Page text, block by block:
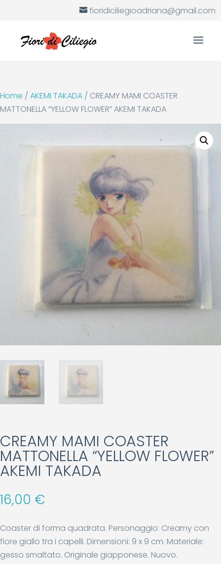
fioridiciliegioadriana@gmail.com
Home / AKEMI TAKADA / CREAMY MAMI COASTER
MATTONELLA “YELLOW FLOWER” AKEMI TAKADA
CREAMY MAMI COASTER
MATTONELLA “YELLOW FLOWER”
AKEMI TAKADA
16,00 €
Coaster di forma quadrata. Personaggio: Creamy con
fiore giallo tra i capelli. Dimensioni: 9 x 9 cm. Materiale:
gesso smaltato. Originale giapponese. Nuovo.